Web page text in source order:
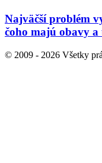
Najväčší problém
čoho majú obavy a
© 2009 - 2026 Všetky